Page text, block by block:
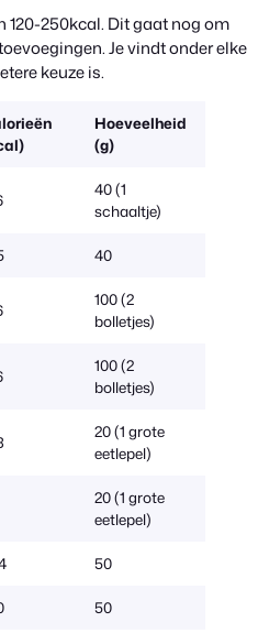
250kcal. Dit gaat nog om
Je vindt onder elke
keuze is.
Hoeveelheid
(g)
40 (1
schaaltje)
40
100 (2
bolletjes)
100 (2
bolletjes)
20 (1 grote
eetlepel)
20 (1 grote
eetlepel)
50
50